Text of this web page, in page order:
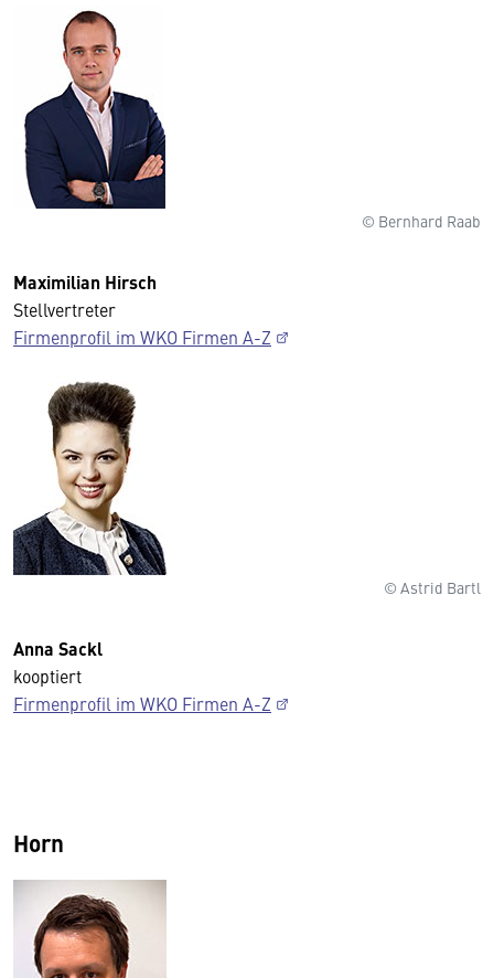
© Bernhard Raab
Maximilian Hirsch
Stellvertreter
Firmenprofil im WKO Firmen A-Z
© Astrid Bartl
Anna Sackl
kooptiert
Firmenprofil im WKO Firmen A-Z
Horn